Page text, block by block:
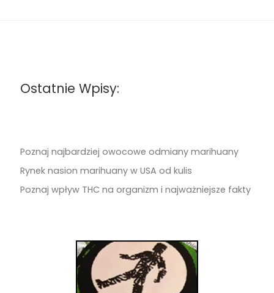
Ostatnie Wpisy:
Poznaj najbardziej owocowe odmiany marihuany
Rynek nasion marihuany w USA od kulis
Poznaj wpływ THC na organizm i najważniejsze fakty